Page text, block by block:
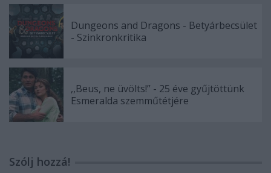
Dungeons and Dragons - Betyárbecsület
- Szinkronkritika
,,Beus, ne üvölts!” - 25 éve gyűjtöttünk
Esmeralda szemműtétjére
Szólj hozzá!